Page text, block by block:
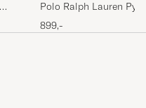
Polo Ralph Lauren
Navy/White
899,-